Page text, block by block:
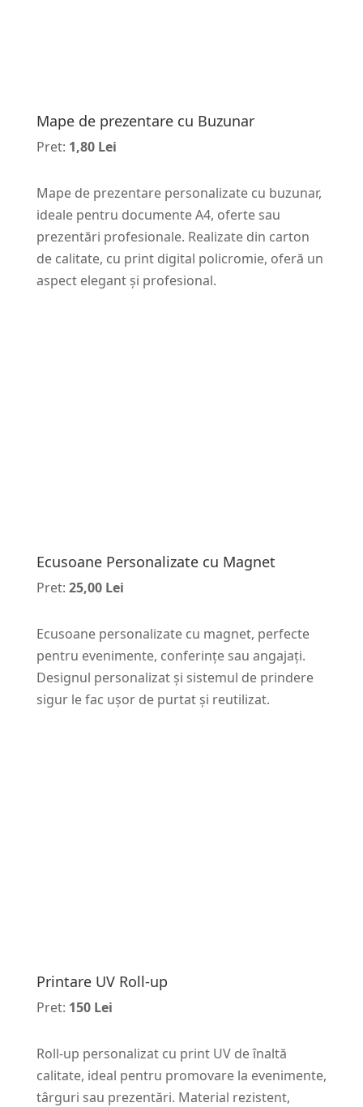
Mape de prezentare cu Buzunar
Pret: 1,80 Lei
Mape de prezentare personalizate cu buzunar,
ideale pentru documente A4, oferte sau
prezentări profesionale. Realizate din carton
de calitate, cu print digital policromie, oferă un
aspect elegant și profesional.
Ecusoane Personalizate cu Magnet
Pret: 25,00 Lei
Ecusoane personalizate cu magnet, perfecte
pentru evenimente, conferințe sau angajați.
Designul personalizat și sistemul de prindere
sigur le fac ușor de purtat și reutilizat.
Printare UV Roll-up
Pret: 150 Lei
Roll-up personalizat cu print UV de înaltă
calitate, ideal pentru promovare la evenimente,
târguri sau prezentări. Material rezistent,